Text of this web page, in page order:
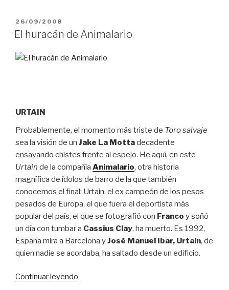
PUBLICADO
EL
26/09/2008
El huracán de Animalario
URTAIN
Probablemente, el momento más triste de Toro salvaje
sea la visión de un Jake La Mottadecadente
ensayando chistes frente al espejo. He aquí, en este
Urtain de la compañía Animalario, otra historia
magnífica de ídolos de barro de la que también
conocemos el final: Urtain, el ex campeón de los pesos
pesados de Europa, el que fuera el deportista más
popular del país, el que se fotografió con Franco y soñó
un día con tumbar a Cassius Clay, ha muerto. Es 1992,
España mira a Barcelona yJosé Manuel Ibar, Urtain, de
quien nadie se acordaba, ha saltado desde un edificio.
Continuar leyendo